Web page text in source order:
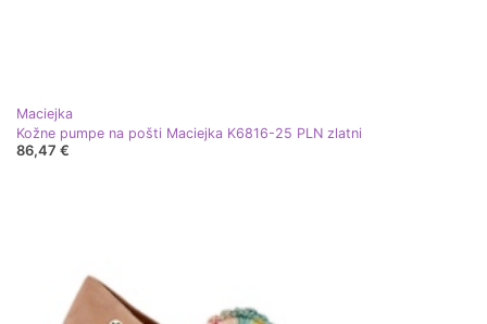
Maciejka
Kožne pumpe na pošti Maciejka K6816-25 PLN zlatni
86,47 €